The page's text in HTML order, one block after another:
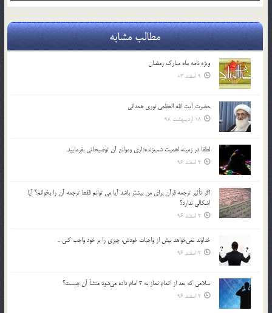
مطالب مشابه
ویژه نامه ماه مبارک رمضان
9 اسفند 03
حضرت آیت الله العظمی نوری همدانی
18 اردیبهشت 98
لطفا در زمينه اهميت شب‌زنده‌داري وموانع آن توضيحاتي بفرماييد.
2 اسفند 96
اگر تأثير ترجمه قرآن براي من بيشتر باشد آيا مي توانم فقط ترجمه آن را بخوانم؟ آيا
اشكالي ندارد؟
2 اسفند 96
خداوند نمي‌خواهد بيش از واجبات خودش، چيزي را بر خود واجب كني…
2 اسفند 96
سلامي كه بعد از اتمام نماز به 3 امام داده مي‌شود منشأ آن چيست؟
2 اسفند 96